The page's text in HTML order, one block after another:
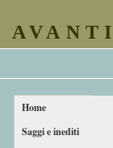
Home
Saggi e inediti